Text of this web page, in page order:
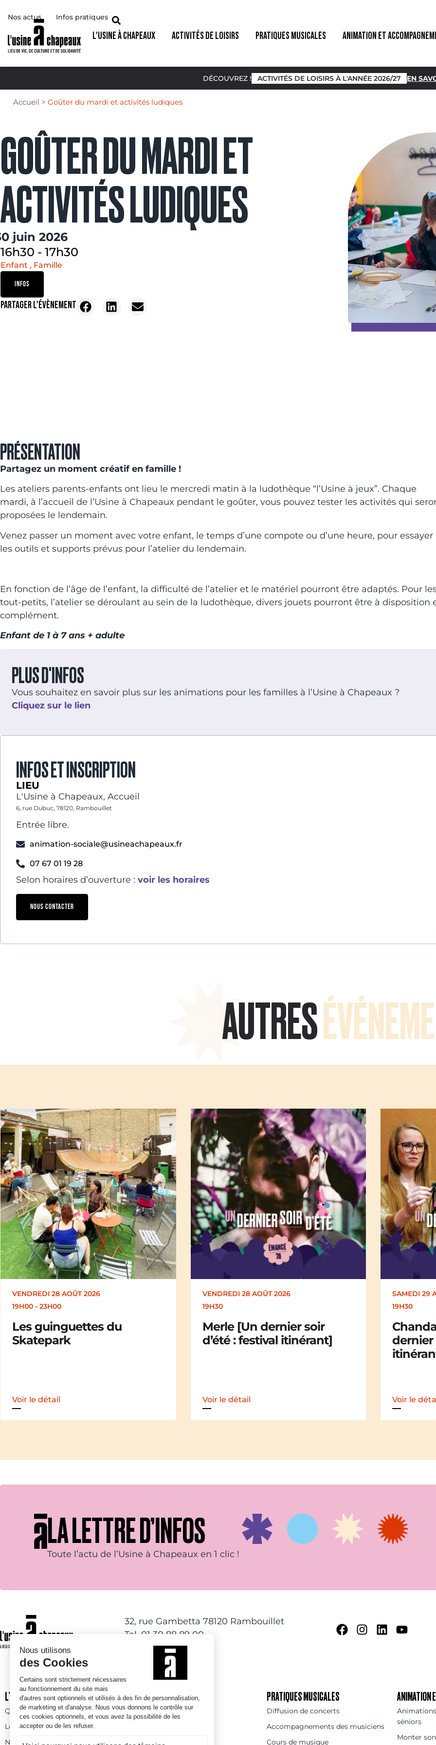
Nos actus Infos pratiques
L'USINE À CHAPEAUX ACTIVITÉS DE LOISIRS PRATIQUES MUSICALES ANIMATION ET
DÉCOUVREZ ! ACTIVITÉS DE LOISIRS À L'ANNÉE 2026/27 EN
Accueil > Goûter du mardi et activités ludiques
GOÛTER DU MARDI ET
ACTIVITÉS LUDIQUES
juin 2026
16h30 - 17h30
Enfant , Famille
INFOS
PARTAGER L'ÉVÈNEMENT
PRÉSENTATION
Partagez un moment créatif en famille !
Les ateliers parents-enfants ont lieu le mercredi matin à la ludothèque “l’Usine à jeux”. Chaque
mardi, à l’accueil de l’Usine à Chapeaux pendant le goûter, vous pouvez tester les activités qui
proposées le lendemain.
Venez passer un moment avec votre enfant, le temps d’une compote ou d’une heure, pour essayer
les outils et supports prévus pour l’atelier du lendemain.
En fonction de l’âge de l’enfant, la difficulté de l’atelier et le matériel pourront être adaptés. Pour
tout-petits, l’atelier se déroulant au sein de la ludothèque, divers jouets pourront être à disposition
complément.
Enfant de 1 à 7 ans + adulte
PLUS D'INFOS
Vous souhaitez en savoir plus sur les animations pour les familles à l’Usine à Chapeaux ?
Cliquez sur le lien
INFOS ET INSCRIPTION
LIEU
L'Usine à Chapeaux, Accueil
6, rue Dubuc, 78120, Rambouillet
Entrée libre.
animation-sociale@usineachapeaux.fr
07 67 01 19 28
Selon horaires d’ouverture : voir les horaires
NOUS CONTACTER
AUTRES
VENDREDI 28 AOÛT 2026
19H30
Merle [Un dernier soir
d’été : festival itinérant]
Voir le détail
SAMEDI 29 AOÛT 2026
19H30
Chandail Chandail [Un
dernier soir d’été : festival
Voir le détail
SAMEDI 29
19H30
La
dernier
Voir le
LA LETTRE D’INFOS
Toute l’actu de l’Usine à Chapeaux en 1 clic !
32, rue Gambetta 78120 Rambouillet
Tel. 01 30 88 89 00
L’USINE À CHAPEAUX
Qui sommes-nous
Les espaces
Nos prestations
ACTIVITÉS DE LOISIRS
Activités à l’année
Skatepark
PRATIQUES MUSICALES
Diffusion de concerts
Accompagnements des musiciens
Cours de musique
ANIMATION
séniors
Monter